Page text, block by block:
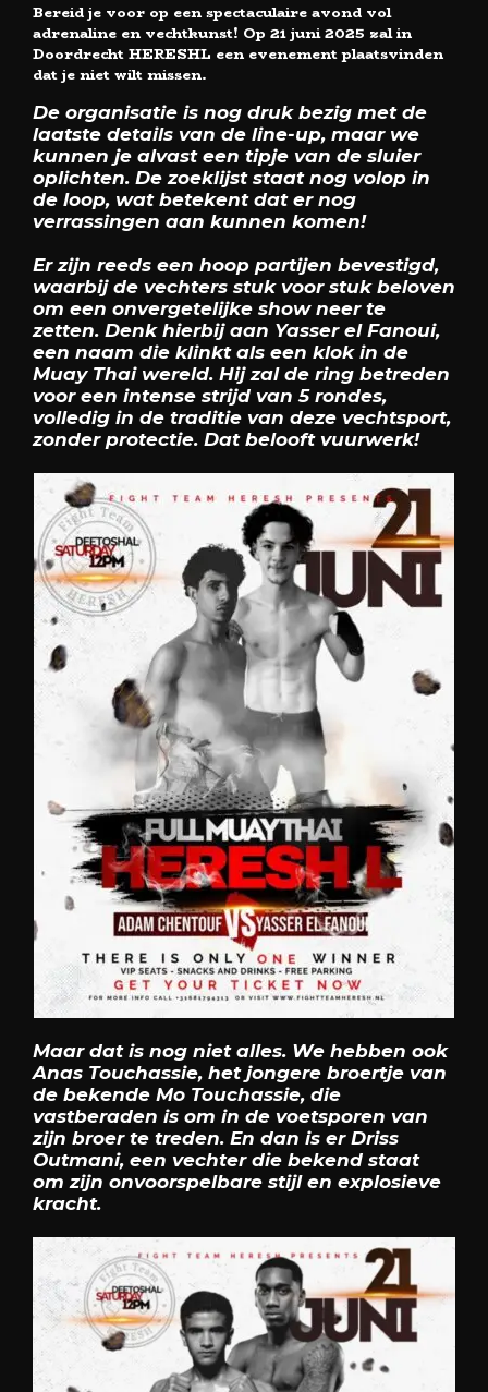
Bereid je voor op een spectaculaire avond vol
adrenaline en vechtkunst! Op 21 juni 2025 zal in
Doordrecht HERESHL een evenement plaatsvinden
dat je niet wilt missen.
De organisatie is nog druk bezig met de
laatste details van de line-up, maar we
kunnen je alvast een tipje van de sluier
oplichten. De zoeklijst staat nog volop in
de loop, wat betekent dat er nog
verrassingen aan kunnen komen!
Er zijn reeds een hoop partijen bevestigd,
waarbij de vechters stuk voor stuk beloven
om een onvergetelijke show neer te
zetten. Denk hierbij aan Yasser el Fanoui,
een naam die klinkt als een klok in de
Muay Thai wereld. Hij zal de ring betreden
voor een intense strijd van 5 rondes,
volledig in de traditie van deze vechtsport,
zonder protectie. Dat belooft vuurwerk!
Maar dat is nog niet alles. We hebben ook
Anas Touchassie, het jongere broertje van
de bekende Mo Touchassie, die
vastberaden is om in de voetsporen van
zijn broer te treden. En dan is er Driss
Outmani, een vechter die bekend staat
om zijn onvoorspelbare stijl en explosieve
kracht.